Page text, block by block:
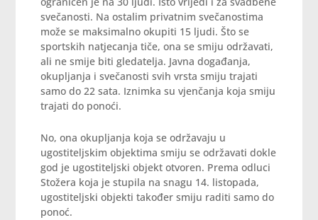
svečanosti. Na ostalim privatnim svečanostima
može se maksimalno okupiti 15 ljudi. Što se
sportskih natjecanja tiče, ona se smiju održavati,
ali ne smije biti gledatelja. Javna događanja,
okupljanja i svečanosti svih vrsta smiju trajati
samo do 22 sata. Iznimka su vjenčanja koja smiju
trajati do ponoći.
No, ona okupljanja koja se održavaju u
ugostiteljskim objektima smiju se održavati dokle
god je ugostiteljski objekt otvoren. Prema odluci
Stožera koja je stupila na snagu 14. listopada,
ugostiteljski objekti također smiju raditi samo do
ponoć.